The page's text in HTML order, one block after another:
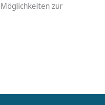
zur